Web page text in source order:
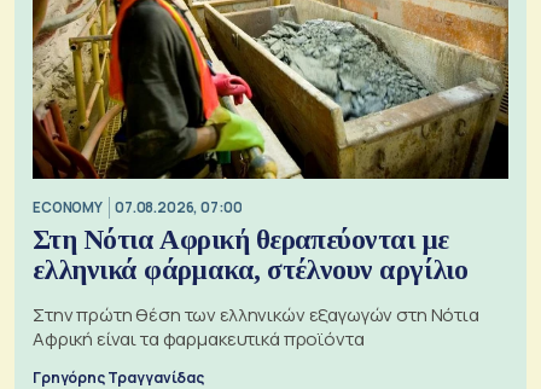
ECONOMY 07.08.2026, 07:00
Στη Νότια Αφρική θεραπεύονται με
ελληνικά φάρμακα, στέλνουν αργίλιο
Στην πρώτη θέση των ελληνικών εξαγωγών στη Νότια
Αφρική είναι τα φαρμακευτικά προϊόντα
Γρηγόρης Τραγγανίδας